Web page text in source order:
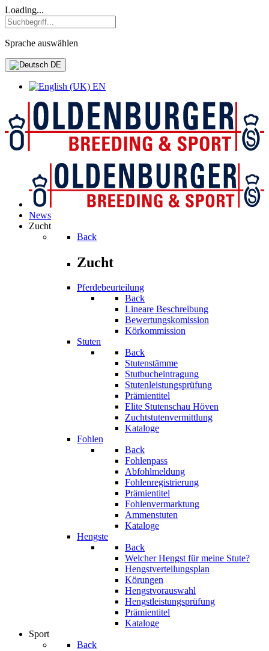
Loading...
Sprache auswählen
DE
EN
News
Zucht
Back
Zucht
Pferdebeurteilung
Back
Lineare Beschreibung
Bewertungskomission
Körkommission
Stuten
Back
Stutenstämme
Stutbucheintragung
Stutenleistungsprüfung
Prämientitel
Elite Stutenschau Höven
Zuchtstutenvermittlung
Kataloge
Fohlen
Back
Fohlenpass
Abfohlmeldung
Fohlenregistrierung
Prämientitel
Fohlenvermarktung
Ammenstuten
Kataloge
Hengste
Back
Welcher Hengst für meine Stute?
Hengstverteilungsplan
Körungen
Hengstvorauswahl
Hengstleistungsprüfung
Prämientitel
Kataloge
Sport
Back